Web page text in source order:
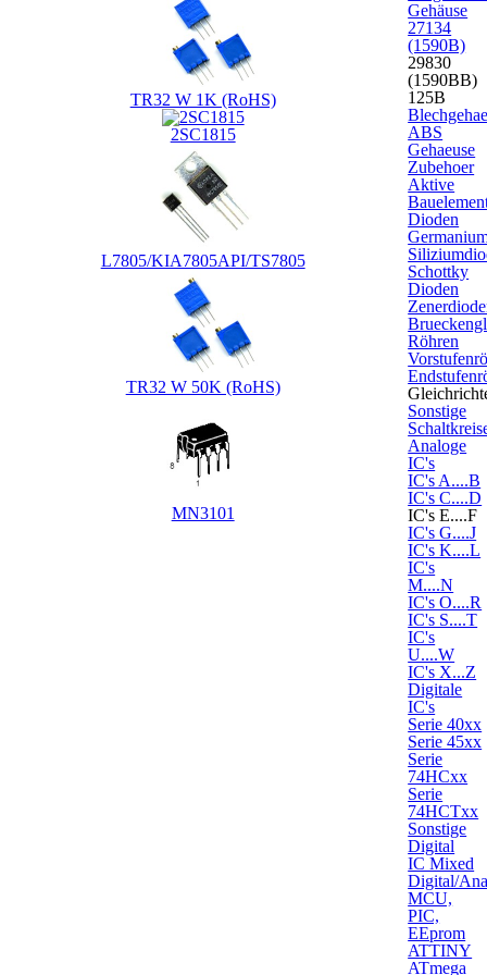
TR32 W 1K (RoHS)
2SC1815
L7805/KIA7805API/TS7805
TR32 W 50K (RoHS)
MN3101
Gehäuse
27134
(1590B)
29830
(1590BB)
125B
ABS
Gehaeuse
Zubehoer
Aktive
Dioden
Schottky
Dioden
Röhren
Sonstige
Analoge
IC's
IC's A....B
IC's C....D
IC's E....F
IC's G....J
IC's K....L
IC's
M....N
IC's O....R
IC's S....T
IC's
U....W
IC's X...Z
Digitale
IC's
Serie 40xx
Serie 45xx
Serie
74HCxx
Serie
74HCTxx
Sonstige
Digital
IC Mixed
Digital/
MCU,
PIC,
EEprom
ATTINY
ATmega